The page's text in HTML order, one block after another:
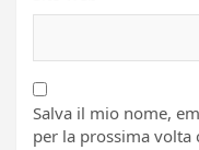
Salva il mio nome,
per la prossima volta